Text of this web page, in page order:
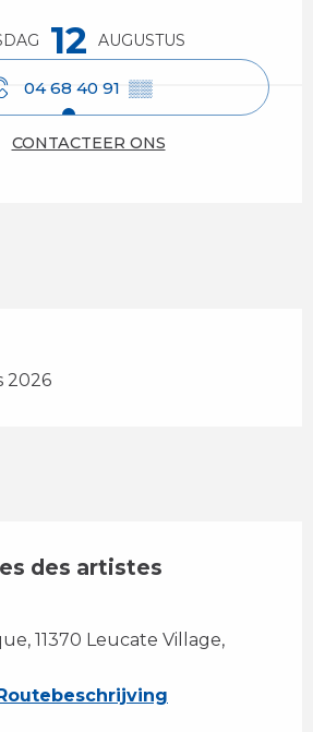
12 AUGUSTUS
04 68 40 91 ▒▒
CONTACTEER ONS
2026
des artistes
11370 Leucate Village,
Routebeschrijving